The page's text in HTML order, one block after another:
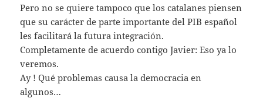
Pero no se quiere tampoco que los catalanes piensen
que su carácter de parte importante del PIB español
les facilitará la futura integración.
Completamente de acuerdo contigo Javier: Eso ya lo
veremos.
Ay ! Qué problemas causa la democracia en
algunos…